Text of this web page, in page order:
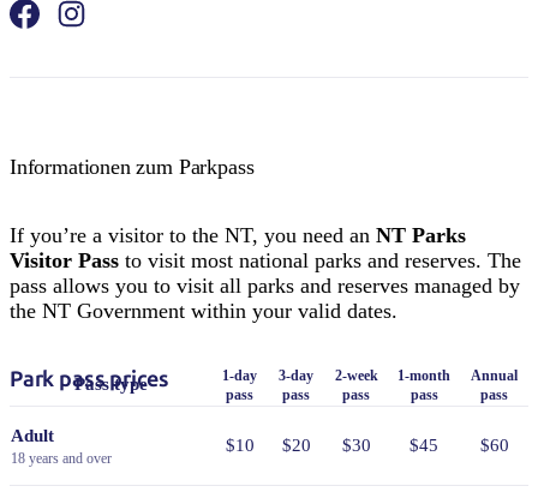
Informationen zum Parkpass
If you’re a visitor to the NT, you need an NT Parks
Visitor Pass to visit most national parks and reserves. The
pass allows you to visit all parks and reserves managed by
the NT Government within your valid dates.
Park pass prices
Pass type
1-day
pass
3-day
pass
2-week
pass
1-month
pass
Annual
pass
Adult
18 years and over
$10 $20 $30 $45 $60